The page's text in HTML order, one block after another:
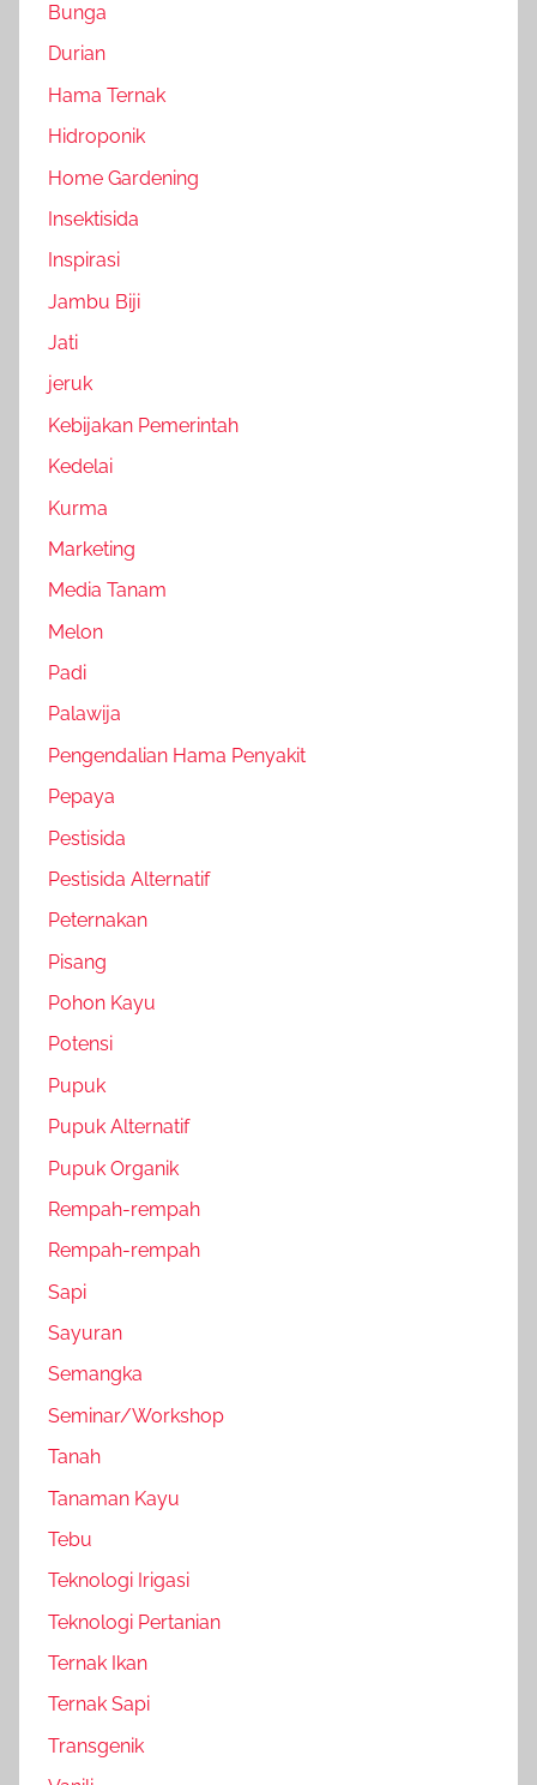
Bunga
Durian
Hama Ternak
Hidroponik
Home Gardening
Insektisida
Inspirasi
Jambu Biji
Jati
jeruk
Kebijakan Pemerintah
Kedelai
Kurma
Marketing
Media Tanam
Melon
Padi
Palawija
Pengendalian Hama Penyakit
Pepaya
Pestisida
Pestisida Alternatif
Peternakan
Pisang
Pohon Kayu
Potensi
Pupuk
Pupuk Alternatif
Pupuk Organik
Rempah-rempah
Rempah-rempah
Sapi
Sayuran
Semangka
Seminar/Workshop
Tanah
Tanaman Kayu
Tebu
Teknologi Irigasi
Teknologi Pertanian
Ternak Ikan
Ternak Sapi
Transgenik